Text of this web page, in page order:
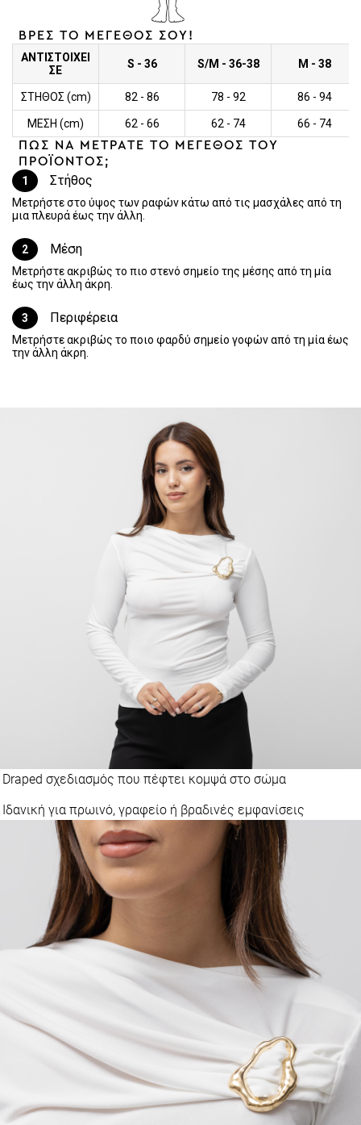
ΒΡΕΣ ΤΟ ΜΕΓΕΘΟΣ ΣΟΥ!
ΑΝΤΙΣΤΟΙΧΕΙ
ΣΕ
S - 36 S/M - 36-38 M - 38
ΣΤΗΘΟΣ (cm) 82 - 86 78 - 92 86 - 94
ΜΕΣΗ (cm) 62 - 66 62 - 74
66 - 74
ΠΩΣ ΝΑ ΜΕΤΡΑΤΕ ΤΟ ΜΕΓΕΘΟΣ ΤΟΥ
ΠΡΟΪΟΝΤΟΣ;
1
Στήθος
Μετρήστε στο ύψος των ραφών κάτω από τις μασχάλες από τη
μια πλευρά έως την άλλη.
2 Μέση
Μετρήστε ακριβώς το πιο στενό σημείο της μέσης από τη μία
έως την άλλη άκρη.
3 Περιφέρεια
Μετρήστε ακριβώς το ποιο φαρδύ σημείο γοφών από τη μία έως
την άλλη άκρη.
Draped σχεδιασμός που πέφτει κομψά στο σώμα
Ιδανική για πρωινό, γραφείο ή βραδινές εμφανίσεις